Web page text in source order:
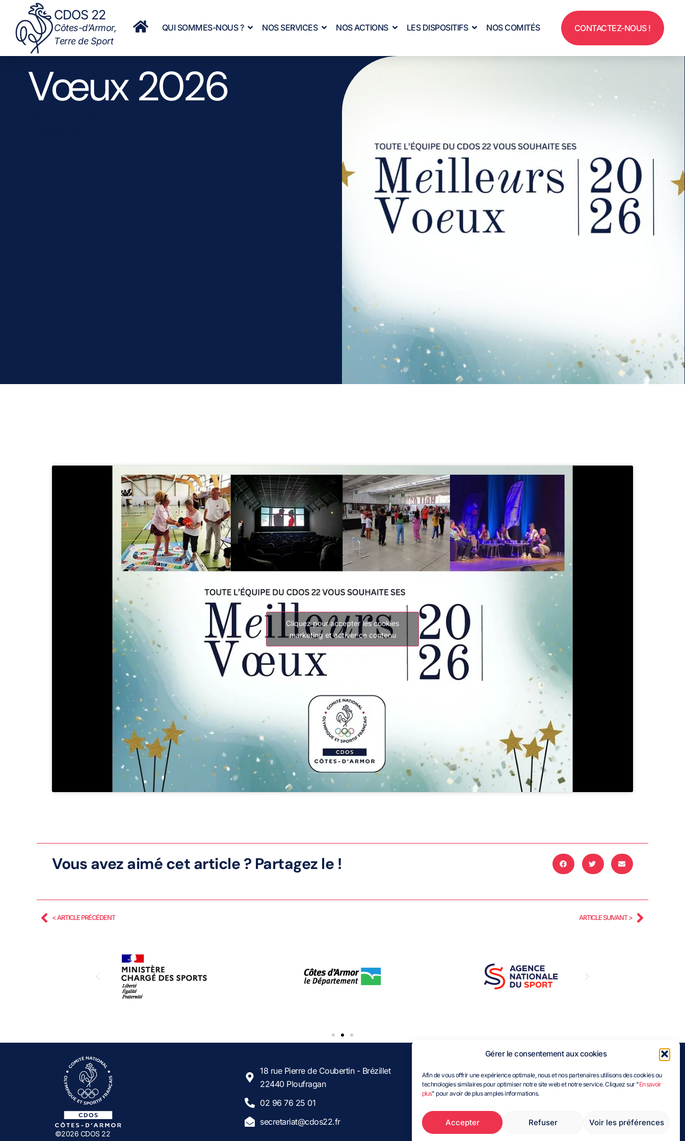
Gérer le consentement aux cookies
Afin de vous offrir une expérience optimale, nous et nos partenaires utilisons des cookies ou
technologies similaires pour optimiser notre site web et notre service. Cliquez sur "En savoir
plus" pour avoir de plus amples informations.
Accepter Refuser Voir les préférences
CDOS 22
Côtes-d’Armor,
Terre de Sport
QUI SOMMES-NOUS ? NOS SERVICES NOS ACTIONS LES DISPOSITIFS NOS COMITÉS CONTACTEZ-NOUS !
Vœux 2026
Cliquez pour accepter les cookies
marketing et activer ce contenu
Vous avez aimé cet article ? Partagez le !
< ARTICLE PRÉCÉDENT ARTICLE SUIVANT >
©2026 CDOS 22
18 rue Pierre de Coubertin - Brézillet
22440 Ploufragan
02 96 76 25 01
secretariat@cdos22.fr
Horaires d'ouverture du lundi au vendredi
13h30 - 18h00
Sauf le vendredi fermeture à 17h